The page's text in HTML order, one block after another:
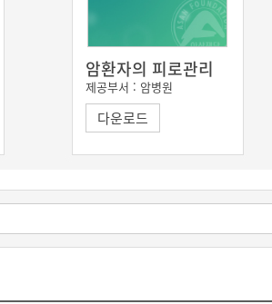
암환자의 피로관리
제공부서 : 암병원
다운로드